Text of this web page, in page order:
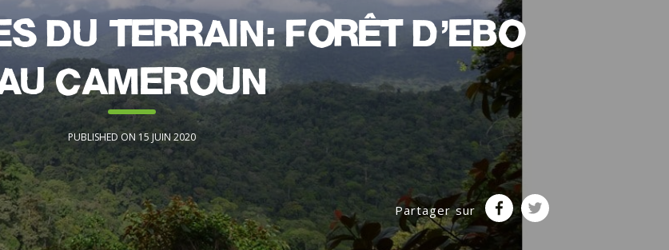
du terrain: Forêt d’Ebo
Cameroun
PUBLISHED ON 15 JUIN 2020
Partager sur